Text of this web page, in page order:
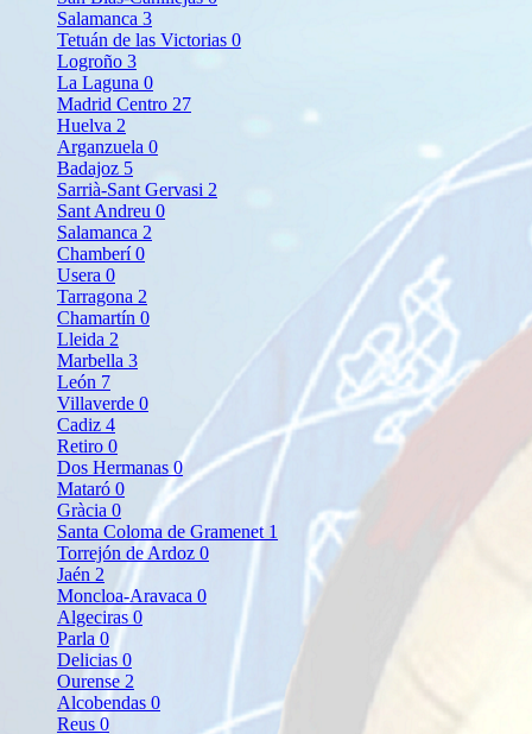
Salamanca 3
Tetuán de las Victorias 0
Logroño 3
La Laguna 0
Madrid Centro 27
Huelva 2
Arganzuela 0
Badajoz 5
Sarrià-Sant Gervasi 2
Sant Andreu 0
Salamanca 2
Chamberí0
Usera 0
Tarragona 2
Chamartín 0
Lleida 2
Marbella 3
León 7
Villaverde 0
Cadiz 4
Retiro 0
Dos Hermanas0
Mataró 0
Gràcia 0
Santa Coloma de Gramenet 1
Torrejón de Ardoz 0
Jaén 2
Moncloa-Aravaca 0
Algeciras 0
Parla 0
Delicias 0
Ourense 2
Alcobendas 0
Reus 0